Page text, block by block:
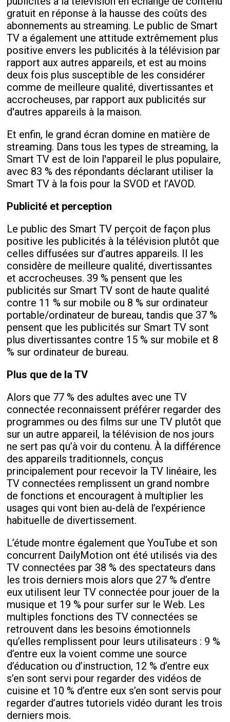
gratuit en réponse à la hausse des coûts des
abonnements au streaming. Le public de Smart
TV a également une attitude extrêmement plus
positive envers les publicités à la télévision par
rapport aux autres appareils, et est au moins
deux fois plus susceptible de les considérer
comme de meilleure qualité, divertissantes et
accrocheuses, par rapport aux publicités sur
d'autres appareils à la maison.
Et enfin, le grand écran domine en matière de
streaming. Dans tous les types de streaming, la
Smart TV est de loin l'appareil le plus populaire,
avec 83 % des répondants déclarant utiliser la
Smart TV à la fois pour la SVOD et l’AVOD.
Publicité et perception
Le public des Smart TV perçoit de façon plus
positive les publicités à la télévision plutôt que
celles diffusées sur d’autres appareils. Il les
considère de meilleure qualité, divertissantes
et accrocheuses. 39 % pensent que les
publicités sur Smart TV sont de haute qualité
contre 11 % sur mobile ou 8 % sur ordinateur
portable/ordinateur de bureau, tandis que 37 %
pensent que les publicités sur Smart TV sont
plus divertissantes contre 15 % sur mobile et 8
% sur ordinateur de bureau.
Plus que de la TV
Alors que 77 % des adultes avec une TV
connectée reconnaissent préférer regarder des
programmes ou des films sur une TV plutôt que
sur un autre appareil, la télévision de nos jours
ne sert pas qu’à voir du contenu. À la différence
des appareils traditionnels, conçus
principalement pour recevoir la TV linéaire, les
TV connectées remplissent un grand nombre
de fonctions et encouragent à multiplier les
usages qui vont bien au-delà de l’expérience
habituelle de divertissement.
L’étude montre également que YouTube et son
concurrent DailyMotion ont été utilisés via des
TV connectées par 38 % des spectateurs dans
les trois derniers mois alors que 27 % d’entre
eux utilisent leur TV connectée pour jouer de la
musique et 19 % pour surfer sur le Web. Les
multiples fonctions des TV connectées se
retrouvent dans les besoins émotionnels
qu’elles remplissent pour leurs utilisateurs : 9 %
d’entre eux la voient comme une source
d’éducation ou d’instruction, 12 % d’entre eux
s’en sont servi pour regarder des vidéos de
cuisine et 10 % d’entre eux s’en sont servis pour
regarder d’autres tutoriels vidéo durant les trois
derniers mois.